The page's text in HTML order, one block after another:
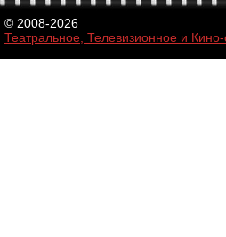
© 2008-2026
Театральное, Телевизионное и